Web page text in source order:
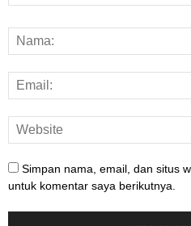
Simpan nama, email, dan situs
untuk komentar saya berikutnya.